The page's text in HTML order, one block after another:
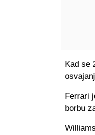
Kad se
Ferrari
borbu